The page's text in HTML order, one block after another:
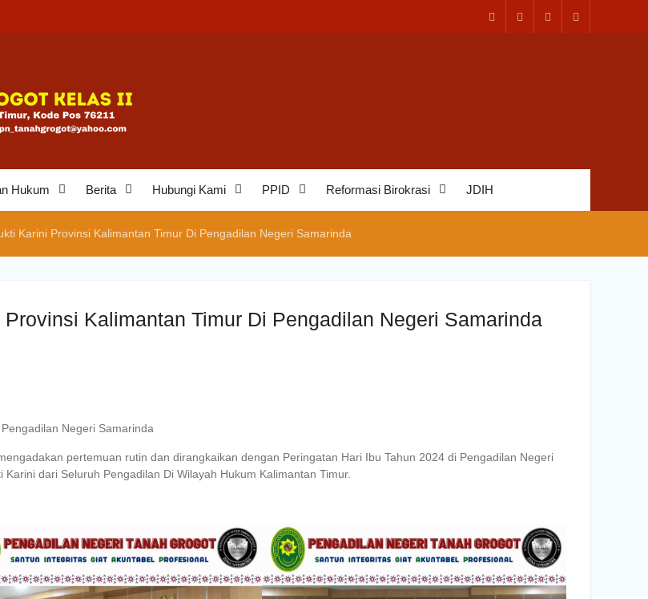
Hukum Berita Hubungi Kami PPID Reformasi Birokrasi JDIH
Karini Provinsi Kalimantan Timur Di Pengadilan Negeri Samarinda
Kalimantan Timur Di Pengadilan Negeri Samarinda
Negeri Samarinda
pertemuan rutin dan dirangkaikan dengan Peringatan Hari Ibu Tahun 2024 di Pengadilan Negeri
dari Seluruh Pengadilan Di Wilayah Hukum Kalimantan Timur.